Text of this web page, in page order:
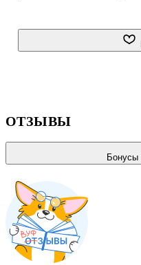
русской истории в целом.
ОТЗЫВЫ
Бонусы